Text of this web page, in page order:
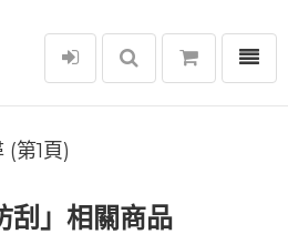
選單
(第1頁)
刮」相關商品